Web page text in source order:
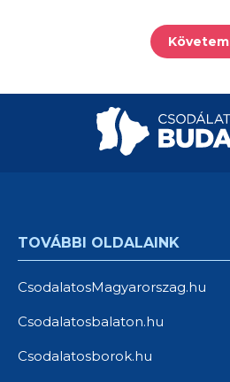
Követem
TOVÁBBI OLDALAINK
CsodalatosMagyarorszag.hu
Csodalatosbalaton.hu
Csodalatosborok.hu